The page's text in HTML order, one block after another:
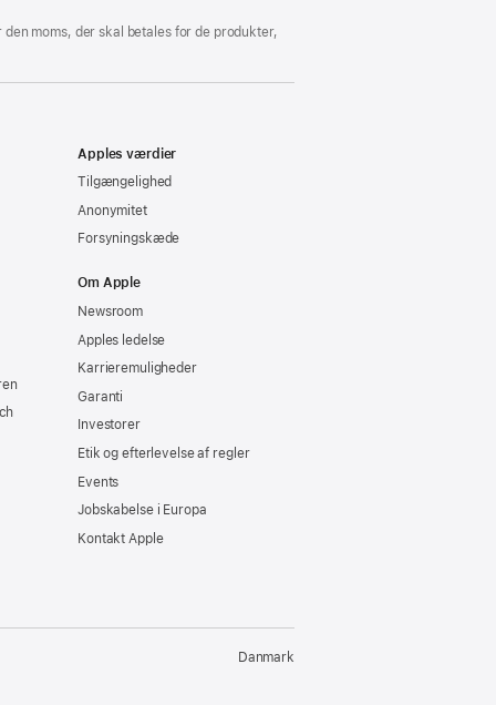
vindue)
moms, der skal betales for de produkter,
Apples værdier
Tilgængelighed
Anonymitet
Forsyningskæde
Om Apple
Newsroom
Apples ledelse
Karrieremuligheder
Garanti
Investorer
Etik og efterlevelse af regler
Events
Jobskabelse i Europa
Kontakt Apple
Danmark